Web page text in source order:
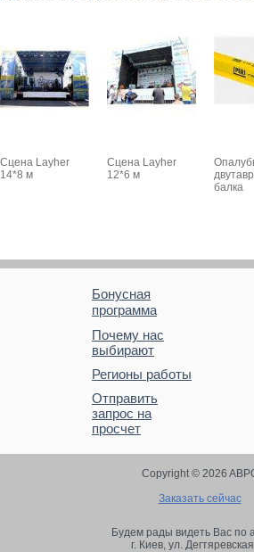
Сцена Layher
14*8 м
Сцена Layher
12*6 м
балка
Бонусная
программа
Почему нас
выбирают
Регионы работы
Отправить
запрос на
просчет
Copyright © 2026
Заказать сейчас
Будем рады видеть Вас по
г. Киев, ул.